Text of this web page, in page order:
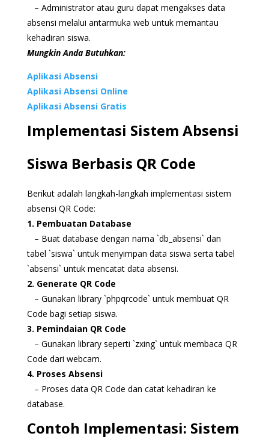
– Administrator atau guru dapat mengakses data
absensi melalui antarmuka web untuk memantau
kehadiran siswa.
Mungkin Anda Butuhkan:
Aplikasi Absensi
Aplikasi Absensi Online
Aplikasi Absensi Gratis
Implementasi Sistem Absensi
Siswa Berbasis QR Code
Berikut adalah langkah-langkah implementasi sistem
absensi QR Code:
1. Pembuatan Database
– Buat database dengan nama `db_absensi` dan
tabel `siswa` untuk menyimpan data siswa serta tabel
`absensi` untuk mencatat data absensi.
2. Generate QR Code
– Gunakan library `phpqrcode` untuk membuat QR
Code bagi setiap siswa.
3. Pemindaian QR Code
– Gunakan library seperti `zxing` untuk membaca QR
Code dari webcam.
4. Proses Absensi
– Proses data QR Code dan catat kehadiran ke
database.
Contoh Implementasi: Sistem